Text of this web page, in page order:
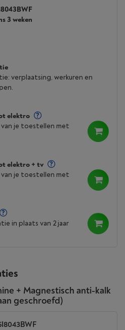
3 weken
verplaatsing, werkuren en
elektro
je toestellen met
elektro + tv
je toestellen met
in plaats van 2 jaar
+ Magnestisch anti-kalk
geschroefd)